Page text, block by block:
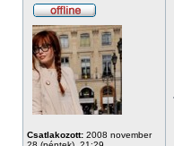
Csatlakozott: 2008 november